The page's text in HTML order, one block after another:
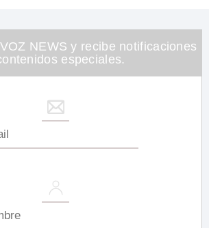
NEWS y recibe notificaciones
especiales.